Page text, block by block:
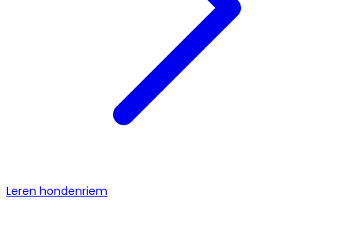
Leren hondenriem